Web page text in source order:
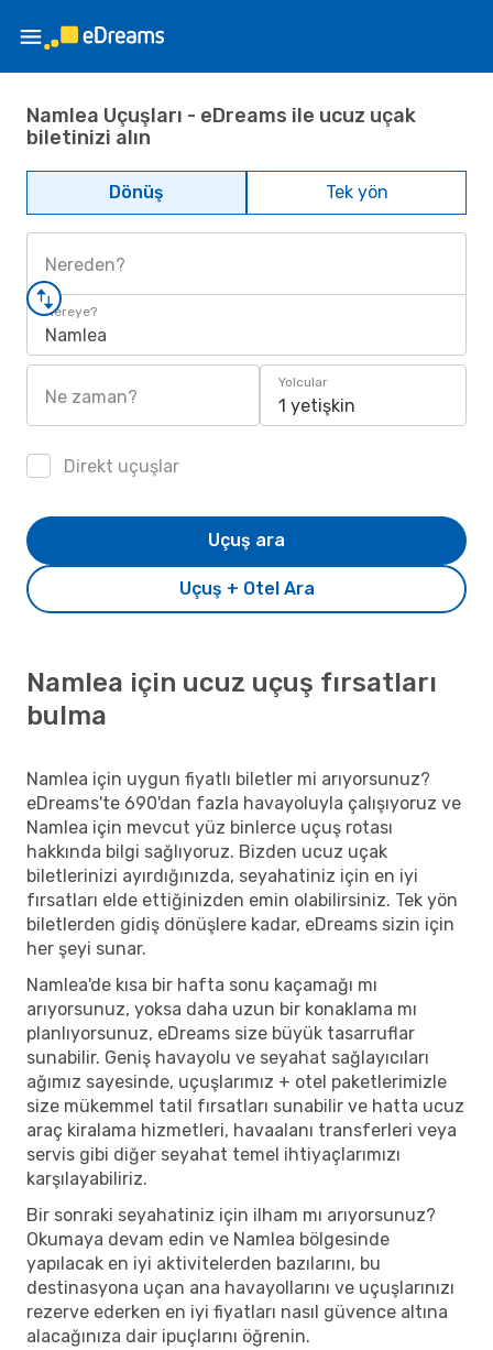
Namlea Uçuşları - eDreams ile ucuz uçak
biletinizi alın
Dönüş Tek yön
Nereden?
Nereye?
Namlea
Ne zaman?
Yolcular
1 yetişkin
Direkt uçuşlar
Uçuş + Otel Ara
Uçuş ara
Namlea için ucuz uçuş fırsatları
bulma
Namlea için uygun fiyatlı biletler mi arıyorsunuz?
eDreams'te 690'dan fazla havayoluyla çalışıyoruz ve
Namlea için mevcut yüz binlerce uçuş rotası
hakkında bilgi sağlıyoruz. Bizden ucuz uçak
biletlerinizi ayırdığınızda, seyahatiniz için en iyi
fırsatları elde ettiğinizden emin olabilirsiniz. Tek yön
biletlerden gidiş dönüşlere kadar, eDreams sizin için
her şeyi sunar.
Namlea'de kısa bir hafta sonu kaçamağı mı
arıyorsunuz, yoksa daha uzun bir konaklama mı
planlıyorsunuz, eDreams size büyük tasarruflar
sunabilir. Geniş havayolu ve seyahat sağlayıcıları
ağımız sayesinde, uçuşlarımız + otel paketlerimizle
size mükemmel tatil fırsatları sunabilir ve hatta ucuz
araç kiralama hizmetleri, havaalanı transferleri veya
servis gibi diğer seyahat temel ihtiyaçlarımızı
karşılayabiliriz.
Bir sonraki seyahatiniz için ilham mı arıyorsunuz?
Okumaya devam edin ve Namlea bölgesinde
yapılacak en iyi aktivitelerden bazılarını, bu
destinasyona uçan ana havayollarını ve uçuşlarınızı
rezerve ederken en iyi fiyatları nasıl güvence altına
alacağınıza dair ipuçlarını öğrenin.